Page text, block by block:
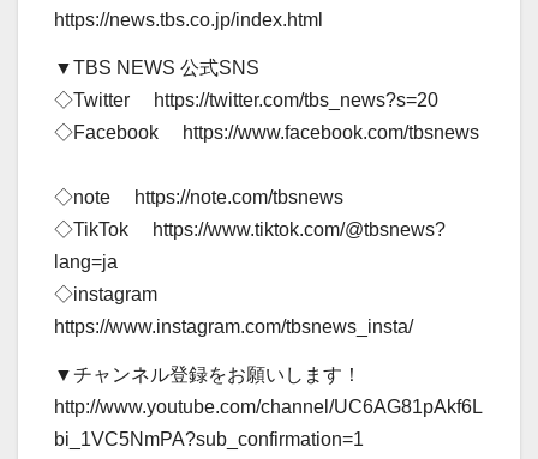
https://news.tbs.co.jp/index.html
▼TBS NEWS 公式SNS
◇Twitter https://twitter.com/tbs_news?s=20
◇Facebook https://www.facebook.com/tbsnews
◇note https://note.com/tbsnews
◇TikTok https://www.tiktok.com/@tbsnews?
lang=ja
◇instagram
https://www.instagram.com/tbsnews_insta/
▼チャンネル登録をお願いします！
http://www.youtube.com/channel/UC6AG81pAkf6L
bi_1VC5NmPA?sub_confirmation=1